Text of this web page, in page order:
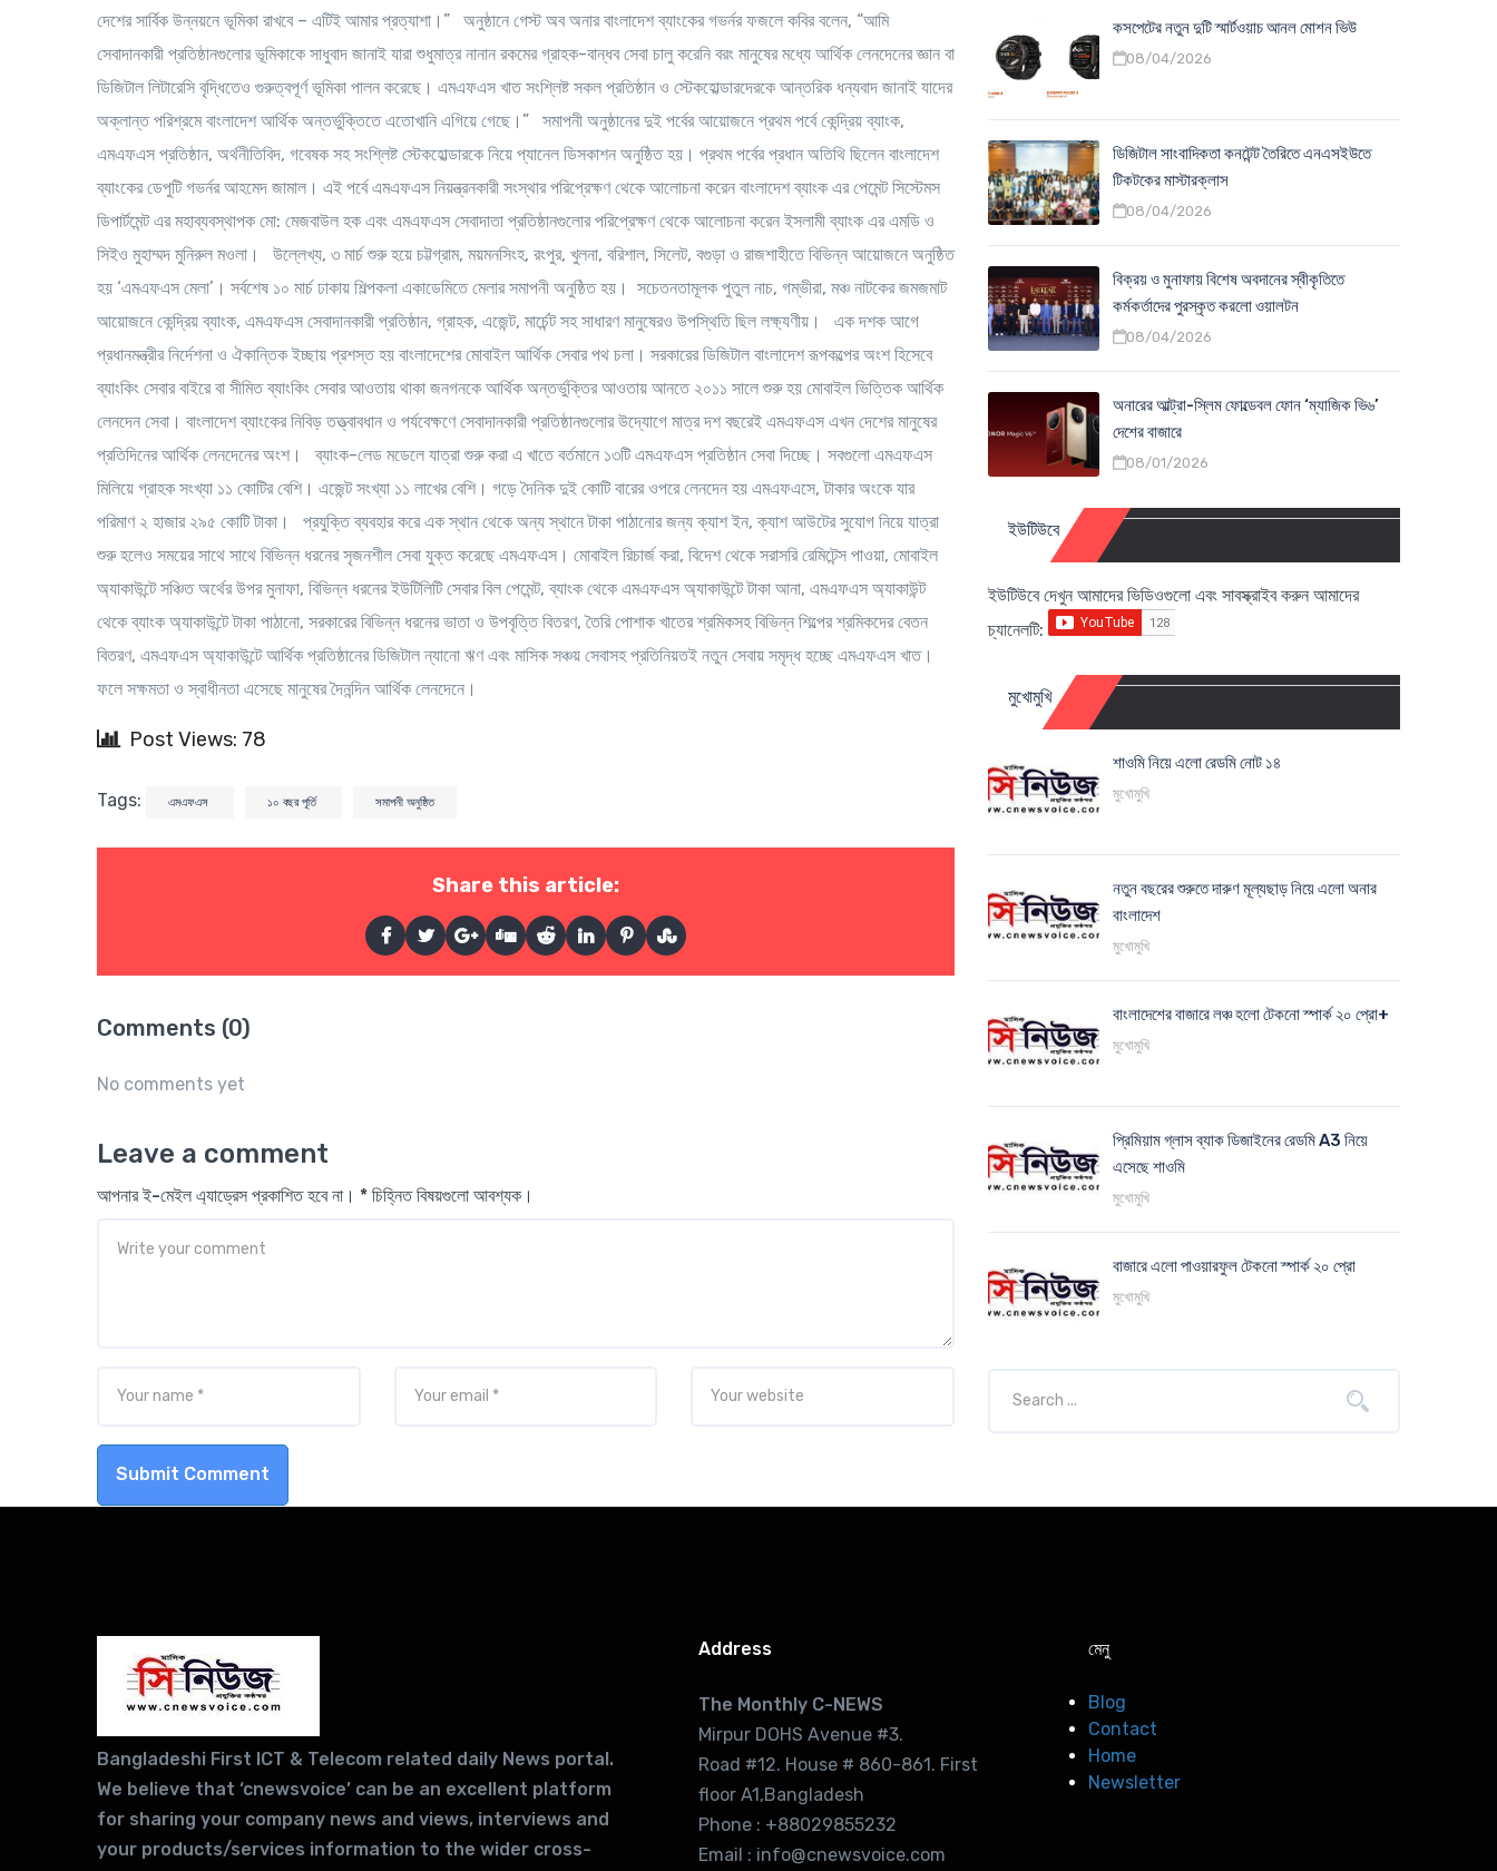
দেশের সার্বিক উন্নয়নে ভূমিকা রাখবে – এটিই আমার প্রত্যাশা।” অনুষ্ঠানে গেস্ট অব অনার বাংলাদেশ ব্যাংকের গভর্নর ফজলে কবির বলেন, “আমি
সেবাদানকারী প্রতিষ্ঠানগুলোর ভূমিকাকে সাধুবাদ জানাই যারা শুধুমাত্র নানান রকমের গ্রাহক-বান্ধব সেবা চালু করেনি বরং মানুষের মধ্যে আর্থিক লেনদেনের জ্ঞান বা
ডিজিটাল লিটারেসি বৃদ্ধিতেও গুরুত্বপূর্ণ ভূমিকা পালন করেছে। এমএফএস খাত সংশ্লিষ্ট সকল প্রতিষ্ঠান ও স্টেকহোল্ডারদেরকে আন্তরিক ধন্যবাদ জানাই যাদের
অক্লান্ত পরিশ্রমে বাংলাদেশ আর্থিক অন্তর্ভুক্তিতে এতোখানি এগিয়ে গেছে।” সমাপনী অনুষ্ঠানের দুই পর্বের আয়োজনে প্রথম পর্বে কেন্দ্রিয় ব্যাংক,
এমএফএস প্রতিষ্ঠান, অর্থনীতিবিদ, গবেষক সহ সংশ্লিষ্ট স্টেকহোল্ডারকে নিয়ে প্যানেল ডিসকাশন অনুষ্ঠিত হয়। প্রথম পর্বের প্রধান অতিথি ছিলেন বাংলাদেশ
ব্যাংকের ডেপুটি গভর্নর আহমেদ জামাল। এই পর্বে এমএফএস নিয়ন্ত্রনকারী সংস্থার পরিপ্রেক্ষণ থেকে আলোচনা করেন বাংলাদেশ ব্যাংক এর পেমেন্ট সিস্টেমস
ডিপার্টমেন্ট এর মহাব্যবস্থাপক মো: মেজবাউল হক এবং এমএফএস সেবাদাতা প্রতিষ্ঠানগুলোর পরিপ্রেক্ষণ থেকে আলোচনা করেন ইসলামী ব্যাংক এর এমডি ও
সিইও মুহাম্মদ মুনিরুল মওলা। উল্লেখ্য, ৩ মার্চ শুরু হয়ে চট্টগ্রাম, ময়মনসিংহ, রংপুর, খুলনা, বরিশাল, সিলেট, বগুড়া ও রাজশাহীতে বিভিন্ন আয়োজনে অনুষ্ঠিত
হয় ‘এমএফএস মেলা’। সর্বশেষ ১০ মার্চ ঢাকায় শিল্পকলা একাডেমিতে মেলার সমাপনী অনুষ্ঠিত হয়। সচেতনতামূলক পুতুল নাচ, গম্ভীরা, মঞ্চ নাটকের জমজমাট
আয়োজনে কেন্দ্রিয় ব্যাংক, এমএফএস সেবাদানকারী প্রতিষ্ঠান, গ্রাহক, এজেন্ট, মার্চেন্ট সহ সাধারণ মানুষেরও উপস্থিতি ছিল লক্ষ্যণীয়। এক দশক আগে
প্রধানমন্ত্রীর নির্দেশনা ও ঐকান্তিক ইচ্ছায় প্রশস্ত হয় বাংলাদেশের মোবাইল আর্থিক সেবার পথ চলা। সরকারের ডিজিটাল বাংলাদেশ রূপকল্পের অংশ হিসেবে
ব্যাংকিং সেবার বাইরে বা সীমিত ব্যাংকিং সেবার আওতায় থাকা জনগনকে আর্থিক অন্তর্ভুক্তির আওতায় আনতে ২০১১ সালে শুরু হয় মোবাইল ভিত্তিক আর্থিক
লেনদেন সেবা। বাংলাদেশ ব্যাংকের নিবিড় তত্ত্বাবধান ও পর্যবেক্ষণে সেবাদানকারী প্রতিষ্ঠানগুলোর উদ্যোগে মাত্র দশ বছরেই এমএফএস এখন দেশের মানুষের
প্রতিদিনের আর্থিক লেনদেনের অংশ। ব্যাংক-লেড মডেলে যাত্রা শুরু করা এ খাতে বর্তমানে ১৩টি এমএফএস প্রতিষ্ঠান সেবা দিচ্ছে। সবগুলো এমএফএস
মিলিয়ে গ্রাহক সংখ্যা ১১ কোটির বেশি। এজেন্ট সংখ্যা ১১ লাখের বেশি। গড়ে দৈনিক দুই কোটি বারের ওপরে লেনদেন হয় এমএফএসে, টাকার অংকে যার
পরিমাণ ২ হাজার ২৯৫ কোটি টাকা। প্রযুক্তি ব্যবহার করে এক স্থান থেকে অন্য স্থানে টাকা পাঠানোর জন্য ক্যাশ ইন, ক্যাশ আউটের সুযোগ নিয়ে যাত্রা
শুরু হলেও সময়ের সাথে সাথে বিভিন্ন ধরনের সৃজনশীল সেবা যুক্ত করেছে এমএফএস। মোবাইল রিচার্জ করা, বিদেশ থেকে সরাসরি রেমিটেন্স পাওয়া, মোবাইল
অ্যাকাউন্টে সঞ্চিত অর্থের উপর মুনাফা, বিভিন্ন ধরনের ইউটিলিটি সেবার বিল পেমেন্ট, ব্যাংক থেকে এমএফএস অ্যাকাউন্টে টাকা আনা, এমএফএস অ্যাকাউন্ট
থেকে ব্যাংক অ্যাকাউন্টে টাকা পাঠানো, সরকারের বিভিন্ন ধরনের ভাতা ও উপবৃত্তি বিতরণ, তৈরি পোশাক খাতের শ্রমিকসহ বিভিন্ন শিল্পের শ্রমিকদের বেতন
বিতরণ, এমএফএস অ্যাকাউন্টে আর্থিক প্রতিষ্ঠানের ডিজিটাল ন্যানো ঋণ এবং মাসিক সঞ্চয় সেবাসহ প্রতিনিয়তই নতুন সেবায় সমৃদ্ধ হচ্ছে এমএফএস খাত।
ফলে সক্ষমতা ও স্বাধীনতা এসেছে মানুষের দৈনন্দিন আর্থিক লেনদেনে।
Post Views: 78
Tags: এমএফএস ১০ বছর পূর্তি সমাপনী অনুষ্ঠিত
Share this article:
Comments (0)
No comments yet
Leave a comment
আপনার ই-মেইল এ্যাড্রেস প্রকাশিত হবে না। * চিহ্নিত বিষয়গুলো আবশ্যক।
Submit Comment
কসপেটের নতুন দুটি স্মার্টওয়াচ আনল মোশন ভিউ
08/04/2026
ডিজিটাল সাংবাদিকতা কনটেন্ট তৈরিতে এনএসইউতে
টিকটকের মাস্টারক্লাস
08/04/2026
বিক্রয় ও মুনাফায় বিশেষ অবদানের স্বীকৃতিতে
কর্মকর্তাদের পুরস্কৃত করলো ওয়ালটন
08/04/2026
অনারের আল্ট্রা-স্লিম ফোল্ডেবল ফোন ‘ম্যাজিক ভি৬’
দেশের বাজারে
08/01/2026
ইউটিউবে
ইউটিউবে দেখুন আমাদের ভিডিওগুলো এবং সাবস্ক্রাইব করুন আমাদের
চ্যানেলটি:
মুখোমুখি
শাওমি নিয়ে এলো রেডমি নোট ১৪
মুখোমুখি
নতুন বছরের শুরুতে দারুণ মূল্যছাড় নিয়ে এলো অনার
বাংলাদেশ
মুখোমুখি
বাংলাদেশের বাজারে লঞ্চ হলো টেকনো স্পার্ক ২০ প্রো+
মুখোমুখি
প্রিমিয়াম গ্লাস ব্যাক ডিজাইনের রেডমি A3 নিয়ে
এসেছে শাওমি
মুখোমুখি
বাজারে এলো পাওয়ারফুল টেকনো স্পার্ক ২০ প্রো
মুখোমুখি
Bangladeshi First ICT & Telecom related daily News portal.
We believe that ‘cnewsvoice’ can be an excellent platform
for sharing your company news and views, interviews and
your products/services information to the wider cross-
Address
The Monthly C-NEWS
Mirpur DOHS Avenue #3.
Road #12. House # 860-861. First
floor A1,Bangladesh
Phone : +88029855232
Email : info@cnewsvoice.com
মেনু
Blog
Contact
Home
Newsletter